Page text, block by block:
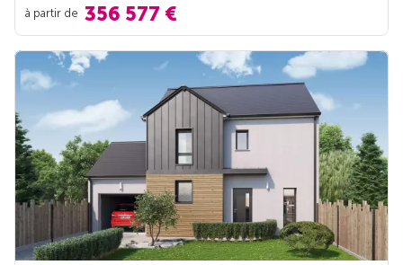
à partir de 356 577 €